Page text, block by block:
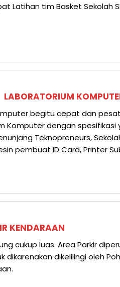
Latihan tim Basket Sekolah
LABORATORIUM
begitu cepat dan
Komputer dengan
Teknopreneurs,
pembuat ID Card, Printer
KENDARAAN
cukup luas. Area Parkir
dikarenakan dikelilingi oleh